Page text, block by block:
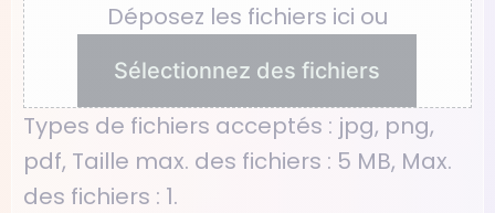
Déposez les fichiers ici ou
Sélectionnez des fichiers
Types de fichiers acceptés : jpg, png,
pdf, Taille max. des fichiers : 5 MB, Max.
des fichiers : 1.